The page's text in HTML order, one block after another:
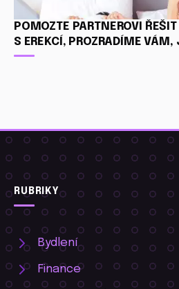
POMOZTE PARTNEROVI
S EREKCÍ, PROZRADÍME VÁM,
RUBRIKY
Bydlení
Finance